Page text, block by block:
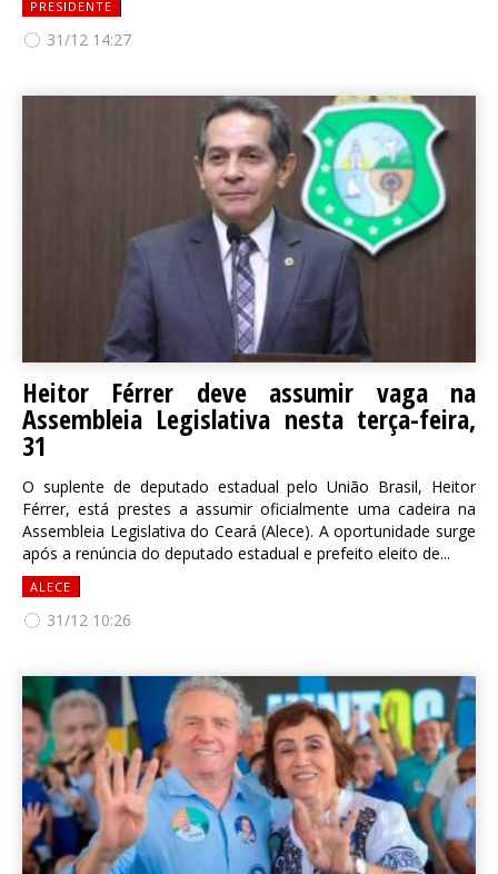
PRESIDENTE
31/12 14:27
Heitor Férrer deve assumir vaga na
Assembleia Legislativa nesta terça-feira,
31
O suplente de deputado estadual pelo União Brasil, Heitor
Férrer, está prestes a assumir oficialmente uma cadeira na
Assembleia Legislativa do Ceará (Alece). A oportunidade surge
após a renúncia do deputado estadual e prefeito eleito de...
ALECE
31/12 10:26